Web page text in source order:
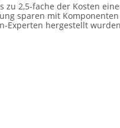
zu 2,5-fache der Kosten
sparen mit
Experten hergestellt